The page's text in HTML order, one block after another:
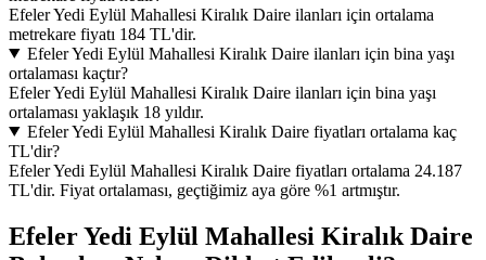
Efeler Yedi Eylül Mahallesi Kiralık Daire ilanları için ortalama
metrekare fiyatı 184 TL'dir.
Efeler Yedi Eylül Mahallesi Kiralık Daire ilanları için bina yaşı
ortalaması kaçtır?
Efeler Yedi Eylül Mahallesi Kiralık Daire ilanları için bina yaşı
ortalaması yaklaşık 18 yıldır.
Efeler Yedi Eylül Mahallesi Kiralık Daire fiyatları ortalama kaç
TL'dir?
Efeler Yedi Eylül Mahallesi Kiralık Daire fiyatları ortalama 24.187
TL'dir. Fiyat ortalaması, geçtiğimiz aya göre %1 artmıştır.
Efeler Yedi Eylül Mahallesi Kiralık Daire